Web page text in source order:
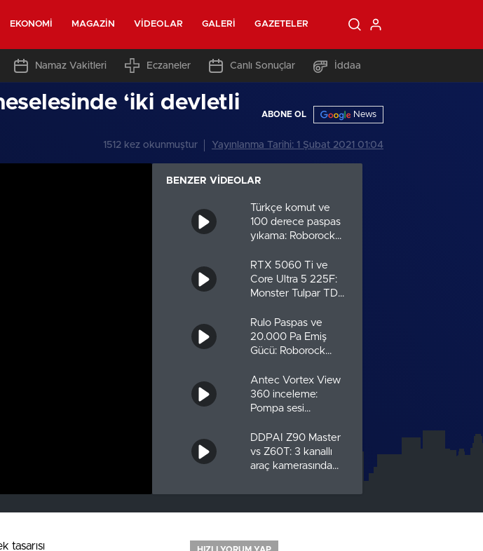
EKONOMI MAGAZIN VIDEOLAR GALERI GAZETELER
Namaz Vakitleri Eczaneler Canlı Sonuçlar İddaa
‘iki devletli
ABONE OL News
1512 kez okunmuştur Yayınlanma Tarihi: 1 Şubat 2021 01:04
BENZER VIDEOLAR
Türkçe komut ve
100 derece paspas
yıkama: Roborock
incelemesi
RTX 5060 Ti ve
Core Ultra 5 225F:
Monster Tulpar TD3
Rulo Paspas ve
20.000 Pa Emiş
Gücü: Roborock
İncelemesi
Antec Vortex View
360 inceleme:
Pompa sesi
DDPAI Z90 Master
vs Z60T: 3 kanallı
araç kamerasında
mantıklı?
Cooler Master